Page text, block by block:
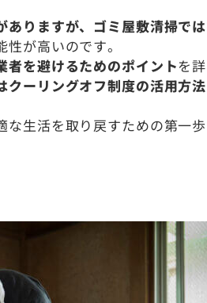
ありますが、ゴミ屋敷清掃で
が高いのです。
者を避けるためのポイントを
クーリングオフ制度の活用方法
生活を取り戻すための第一歩